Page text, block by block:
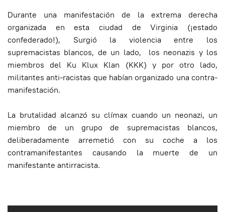
Durante una manifestación de la extrema derecha
organizada en esta ciudad de Virginia (¡estado
confederado!), Surgió la violencia entre los
supremacistas blancos, de un lado, los neonazis y los
miembros del Ku Klux Klan (KKK) y por otro lado,
militantes anti-racistas que habían organizado una contra-
manifestación.
La brutalidad alcanzó su clímax cuando un neonazi, un
miembro de un grupo de supremacistas blancos,
deliberadamente arremetió con su coche a los
contramanifestantes causando la muerte de un
manifestante antirracista.